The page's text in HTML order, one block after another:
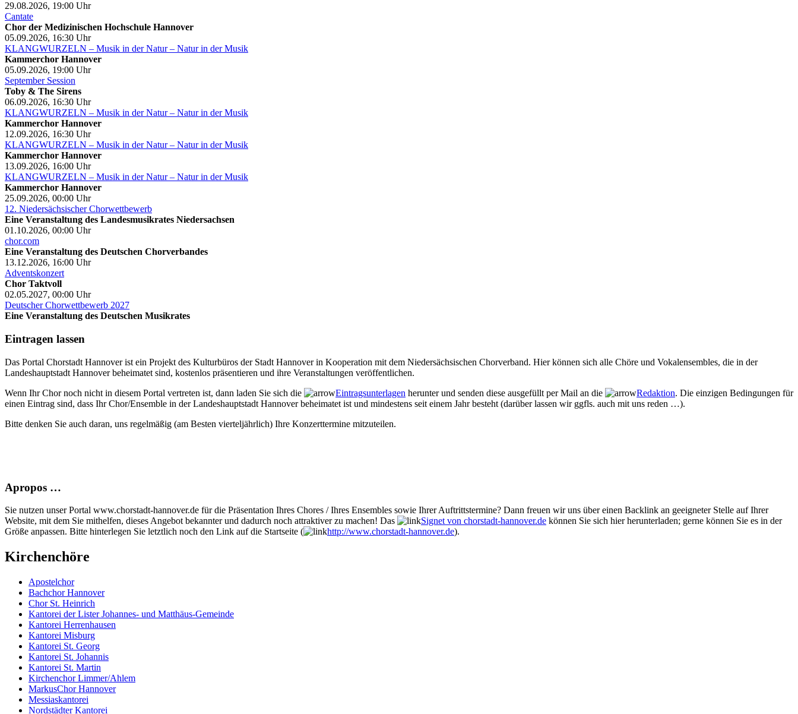
29.08.2026, 19:00 Uhr
Cantate
Chor der Medizinischen Hochschule Hannover
05.09.2026, 16:30 Uhr
KLANGWURZELN – Musik in der Natur – Natur in der Musik
Kammerchor Hannover
05.09.2026, 19:00 Uhr
September Session
Toby & The Sirens
06.09.2026, 16:30 Uhr
KLANGWURZELN – Musik in der Natur – Natur in der Musik
Kammerchor Hannover
12.09.2026, 16:30 Uhr
KLANGWURZELN – Musik in der Natur – Natur in der Musik
Kammerchor Hannover
13.09.2026, 16:00 Uhr
KLANGWURZELN – Musik in der Natur – Natur in der Musik
Kammerchor Hannover
25.09.2026, 00:00 Uhr
12. Niedersächsischer Chorwettbewerb
Eine Veranstaltung des Landesmusikrates Niedersachsen
01.10.2026, 00:00 Uhr
chor.com
Eine Veranstaltung des Deutschen Chorverbandes
13.12.2026, 16:00 Uhr
Adventskonzert
Chor Taktvoll
02.05.2027, 00:00 Uhr
Deutscher Chorwettbewerb 2027
Eine Veranstaltung des Deutschen Musikrates
Eintragen lassen
Das Portal Chorstadt Hannover ist ein Projekt des Kulturbüros der Stadt Hannover in Kooperation mit dem Niedersächsischen Chorverband. Hier können sich alle Chöre und Vokalensembles, die in der
Landeshauptstadt Hannover beheimatet sind, kostenlos präsentieren und ihre Veranstaltungen veröffentlichen.
Wenn Ihr Chor noch nicht in diesem Portal vertreten ist, dann laden Sie sich die
Eintragsunterlagen herunter und senden diese ausgefüllt per Mail an die Redaktion. Die einzigen Bedingungen für
einen Eintrag sind, dass Ihr Chor/Ensemble in der Landeshauptstadt Hannover beheimatet ist und mindestens seit einem Jahr besteht (darüber lassen wir ggfls. auch mit uns reden …).
Bitte denken Sie auch daran, uns regelmäßig (am Besten vierteljährlich) Ihre Konzerttermine mitzuteilen.
Apropos …
Sie nutzen unser Portal www.chorstadt-hannover.de für die Präsentation Ihres Chores / Ihres Ensembles sowie Ihrer Auftrittstermine? Dann freuen wir uns über einen Backlink an geeigneter Stelle auf Ihrer
Website, mit dem Sie mithelfen, dieses Angebot bekannter und dadurch noch attraktiver zu machen! Das
Signet von chorstadt-hannover.de können Sie sich hier herunterladen; gerne können Sie es in der
Größe anpassen. Bitte hinterlegen Sie letztlich noch den Link auf die Startseite (
http://www.chorstadt-hannover.de).
Kirchenchöre
Apostelchor
Bachchor Hannover
Chor St. Heinrich
Kantorei der Lister Johannes- und Matthäus-Gemeinde
Kantorei Herrenhausen
Kantorei Misburg
Kantorei St. Georg
Kantorei St. Johannis
Kantorei St. Martin
Kirchenchor Limmer/Ahlem
MarkusChor Hannover
Messiaskantorei
Nordstädter Kantorei